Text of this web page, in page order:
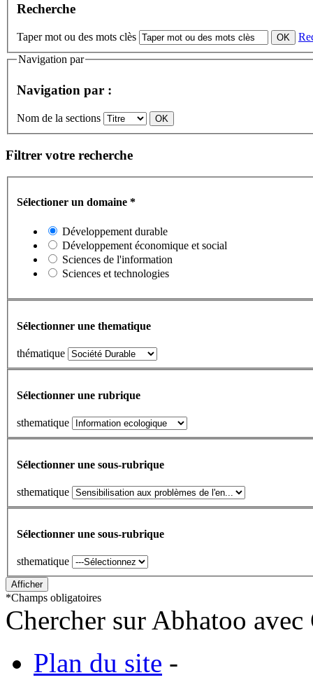
Recherche
Taper mot ou des mots clès
Navigation par
Navigation par :
Nom de la sections
Filtrer votre recherche
Sélectioner un domaine *
Développement durable
Développement économique et social
Sciences de l'information
Sciences et technologies
Sélectionner une thematique
thématique
Sélectionner une rubrique
sthematique
Sélectionner une sous-rubrique
sthematique
Sélectionner une sous-rubrique
sthematique
*Champs obligatoires
Chercher sur Abhatoo
Plan du site -